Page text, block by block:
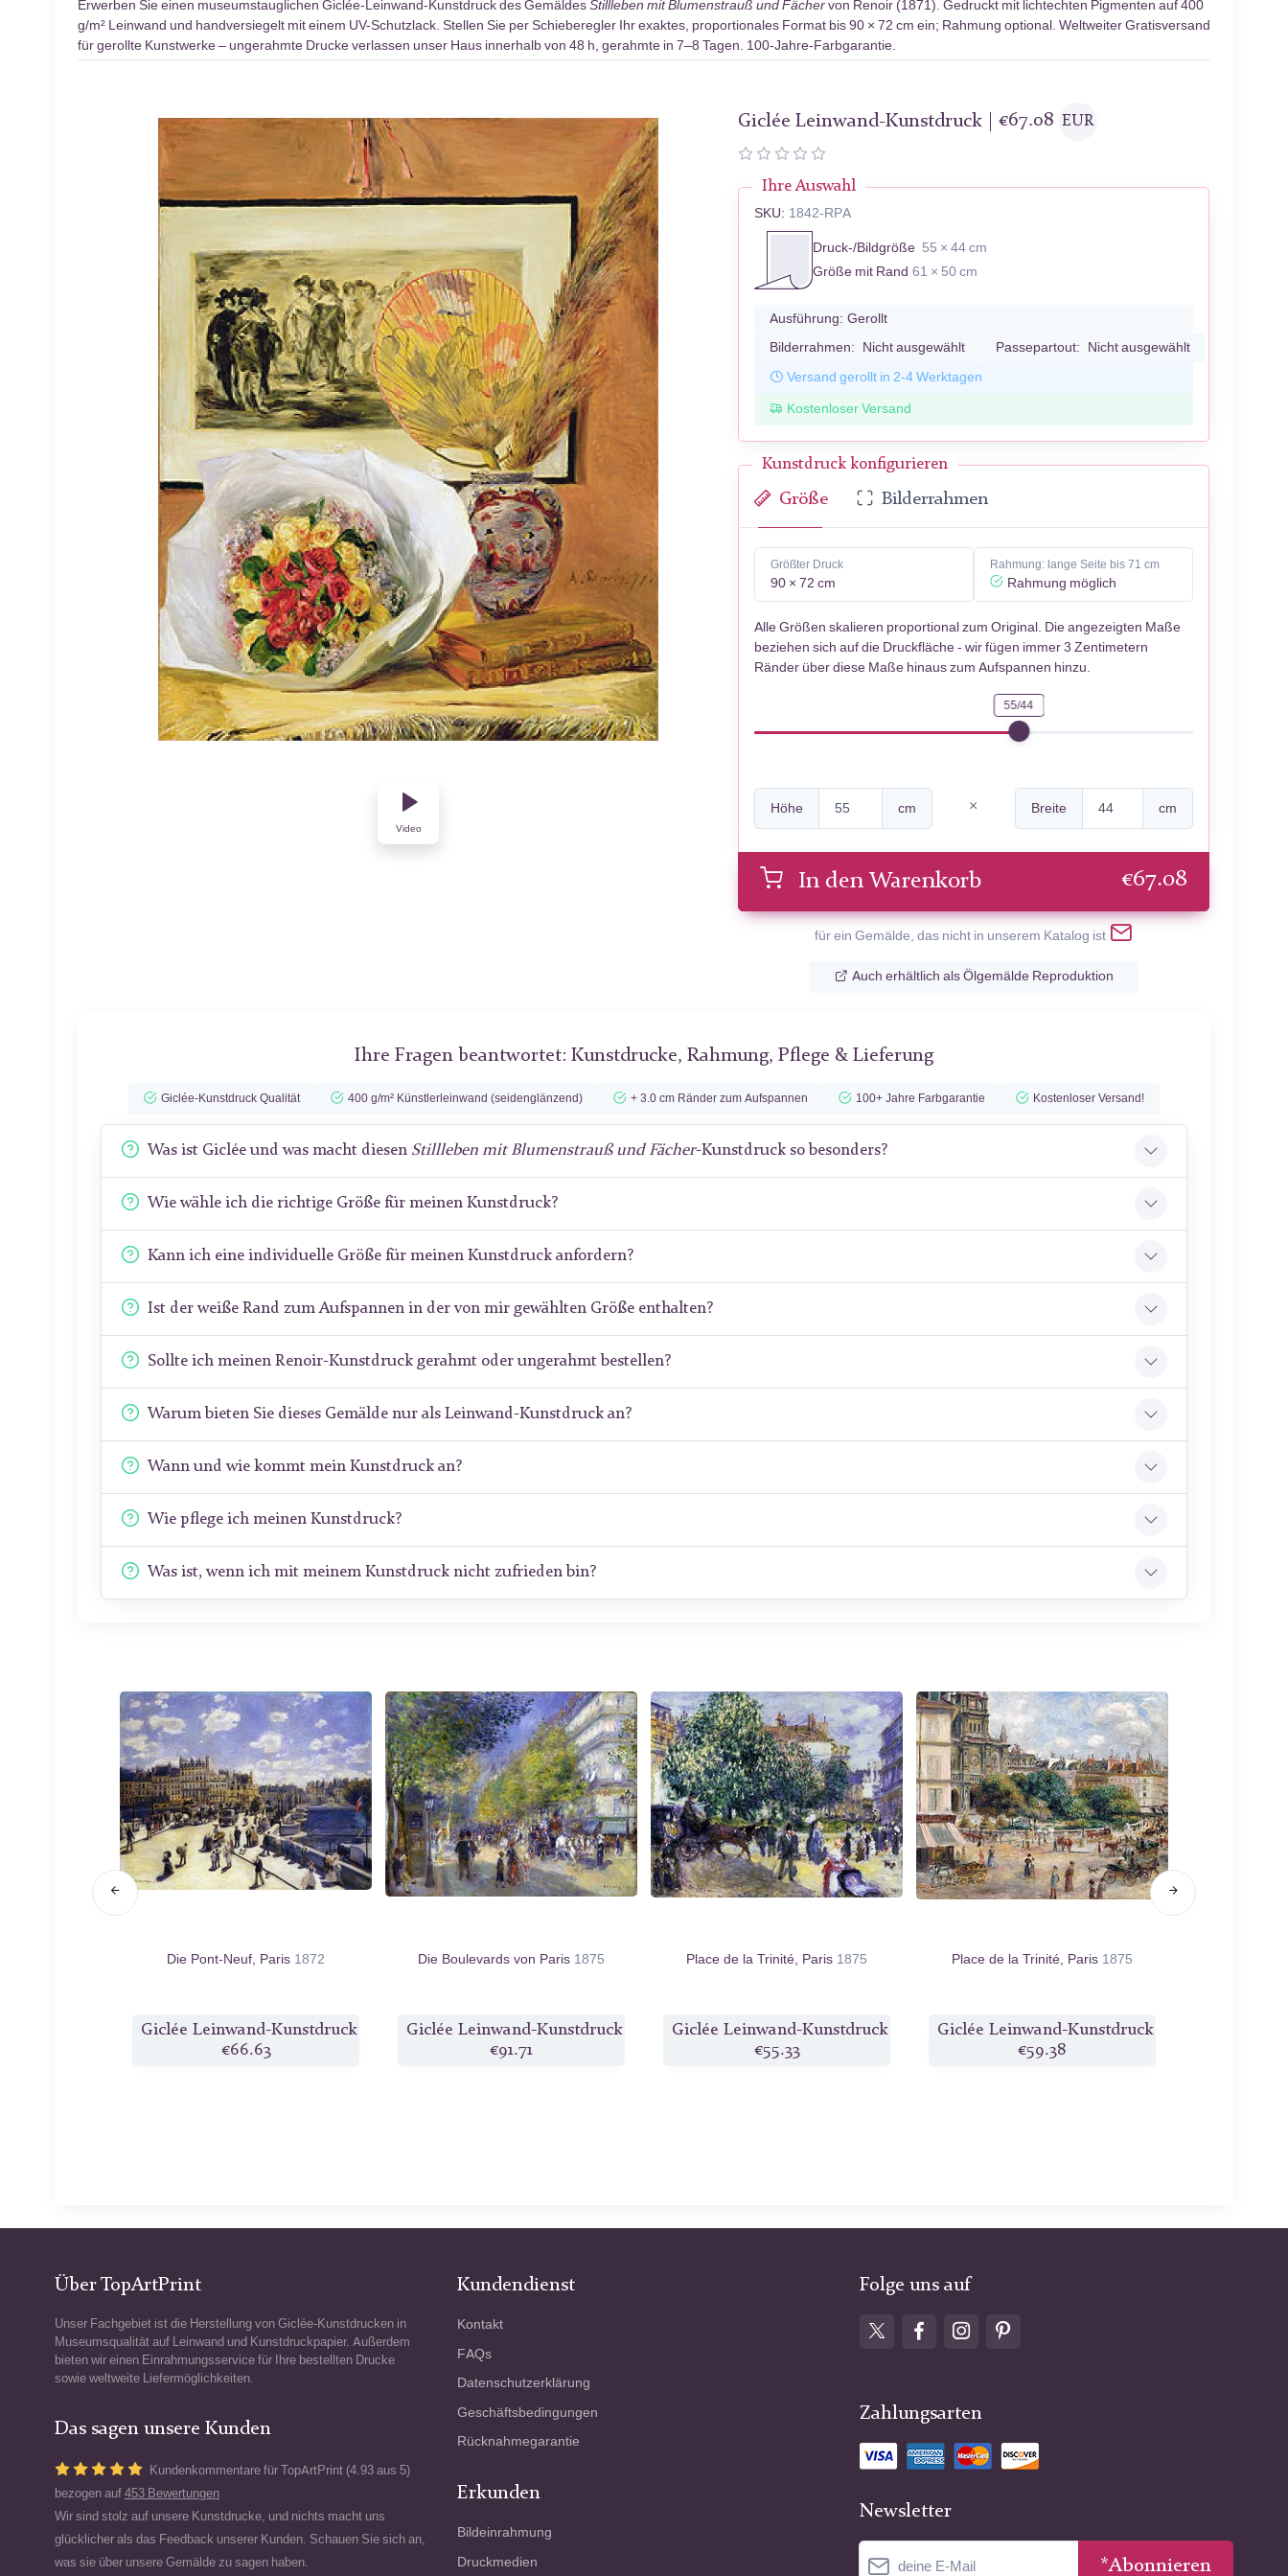
Erwerben Sie einen museumstauglichen Giclée-Leinwand-Kunstdruck des GemäldesStillleben mit Blumenstrauß und Fächervon Renoir (1871). Gedruckt mit lichtechten Pigmenten auf 400
g/m² Leinwand und handversiegelt mit einem UV-Schutzlack. Stellen Sie per Schieberegler Ihr exaktes, proportionales Format bis 90 × 72 cm ein; Rahmung optional. Weltweiter Gratisversand
für gerollte Kunstwerke – ungerahmte Drucke verlassen unser Haus innerhalb von 48 h, gerahmte in 7–8 Tagen. 100-Jahre-Farbgarantie.
Video
Giclée Leinwand-Kunstdruck |€67.08 EUR
Ihre Auswahl
SKU: 1842-RPA
Druck-/Bildgröße 55 × 44 cm
Größe mit Rand 61 × 50 cm
Ausführung: Gerollt
Bilderrahmen: Nicht ausgewählt Passepartout: Nicht ausgewählt
Versand gerollt in 2-4 Werktagen
Kostenloser Versand
Kunstdruck konfigurieren
Größe Bilderrahmen
Größter Druck
90 × 72 cm
Rahmung: lange Seite bis 71 cm
Rahmung möglich
Alle Größen skalieren proportional zum Original. Die angezeigten Maße
beziehen sich auf die Druckfläche - wir fügen immer 3 Zentimetern
Ränder über diese Maße hinaus zum Aufspannen hinzu.
55/44
Höhe cm Breite cm
In den Warenkorb €67.08
für ein Gemälde, das nicht in unserem Katalog ist
Auch erhältlich als Ölgemälde Reproduktion
Ihre Fragen beantwortet: Kunstdrucke, Rahmung, Pflege & Lieferung
Giclée-Kunstdruck Qualität 400 g/m² Künstlerleinwand (seidenglänzend) + 3.0 cm Ränder zum Aufspannen 100+ Jahre Farbgarantie Kostenloser Versand!
Was ist Giclée und was macht diesen Stillleben mit Blumenstrauß und Fächer-Kunstdruck so besonders?
Wie wähle ich die richtige Größe für meinen Kunstdruck?
Kann ich eine individuelle Größe für meinen Kunstdruck anfordern?
Ist der weiße Rand zum Aufspannen in der von mir gewählten Größe enthalten?
Sollte ich meinen Renoir-Kunstdruck gerahmt oder ungerahmt bestellen?
Warum bieten Sie dieses Gemälde nur als Leinwand-Kunstdruck an?
Wann und wie kommt mein Kunstdruck an?
Wie pflege ich meinen Kunstdruck?
Was ist, wenn ich mit meinem Kunstdruck nicht zufrieden bin?
Die Pont-Neuf, Paris 1872
Giclée Leinwand-Kunstdruck
€66.63
Die Boulevards von Paris 1875
Giclée Leinwand-Kunstdruck
€91.71
Place de la Trinité, Paris 1875
Giclée Leinwand-Kunstdruck
€55.33
Place de la Trinité, Paris 1875
Giclée Leinwand-Kunstdruck
€59.38
Über TopArtPrint
Unser Fachgebiet ist die Herstellung von Giclée-Kunstdrucken in
Museumsqualität auf Leinwand und Kunstdruckpapier. Außerdem
bieten wir einen Einrahmungsservice für Ihre bestellten Drucke
sowie weltweite Liefermöglichkeiten.
Das sagen unsere Kunden
Kundenkommentare für TopArtPrint (4.93 aus 5)
bezogen auf 453 Bewertungen
Wir sind stolz auf unsere Kunstdrucke, und nichts macht uns
glücklicher als das Feedback unserer Kunden. Schauen Sie sich an,
was sie über unsere Gemälde zu sagen haben.
Kundendienst
Kontakt
FAQs
Datenschutzerklärung
Geschäftsbedingungen
Rücknahmegarantie
Erkunden
Bildeinrahmung
Druckmedien
Folge uns auf
Zahlungsarten
Newsletter
*Abonnieren